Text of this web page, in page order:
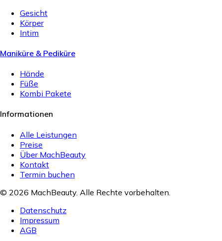
Gesicht
Körper
Intim
Maniküre & Pediküre
Hände
Füße
Kombi Pakete
Informationen
Alle Leistungen
Preise
Über MachBeauty
Kontakt
Termin buchen
© 2026 MachBeauty. Alle Rechte vorbehalten.
Datenschutz
Impressum
AGB